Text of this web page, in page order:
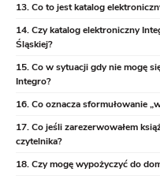
Co to jest katalog
Czy katalog elektroniczny
Śląskiej?
Co w sytuacji gdy nie mogę
Integro?
Co oznacza sformułowanie
Co jeśli zarezerwowałem
czytelnika?
Czy mogę wypożyczyć do